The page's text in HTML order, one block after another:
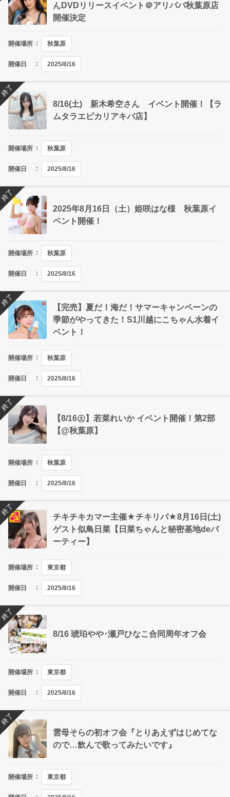
んDVDリリースイベント＠アリババ秋葉原店
開催決定
開催場所 秋葉原
開催日 2025/8/16
8/16(土) 新木希空さん イベント開催！【ラ
ムタラエピカリアキバ店】
開催場所 秋葉原
開催日 2025/8/16
終了
2025年8月16日（土）姫咲はな様 秋葉原イ
ベント開催！
開催場所 秋葉原
開催日 2025/8/16
終了
【完売】夏だ！海だ！サマーキャンペーンの
季節がやってきた！S1川越にこちゃん水着イ
ベント！
開催場所 秋葉原
開催日 2025/8/16
終了
【8/16㊏】若菜れいか イベント開催！第2部
【@秋葉原】
開催場所 秋葉原
開催日 2025/8/16
終了
チキチキカマー主催★チキリバ★8月16日(土)
ゲスト似鳥日菜【日菜ちゃんと秘密基地deパ
ーティー】
開催場所 東京都
開催日 2025/8/16
終了
8/16 琥珀やや･瀬戸ひなこ合同周年オフ会
開催場所 東京都
開催日 2025/8/16
終了
雲母そらの初オフ会『とりあえずはじめてな
ので…飲んで歌ってみたいです』
開催場所 東京都
終了